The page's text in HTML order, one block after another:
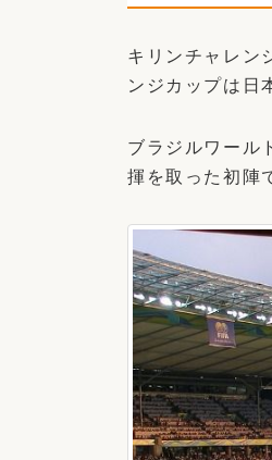
キリンチャレン
ンジカップは日
ブラジルワール
揮を取った初陣